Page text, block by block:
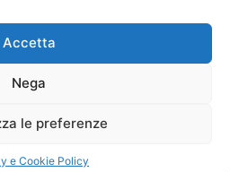
Accetta
Nega
le preferenze
e Cookie Policy